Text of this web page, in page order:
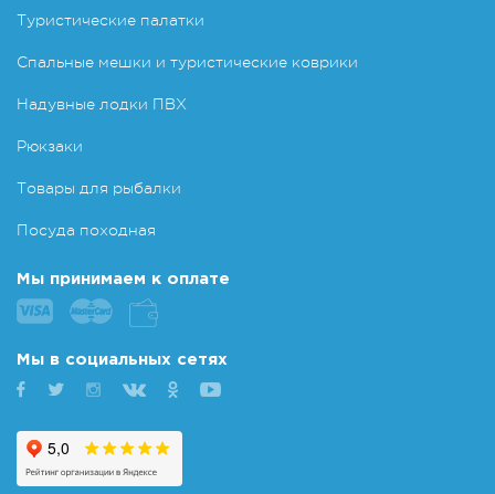
Туристические палатки
Спальные мешки и туристические коврики
Надувные лодки ПВХ
Рюкзаки
Товары для рыбалки
Посуда походная
Мы принимаем к оплате
Мы в социальных сетях